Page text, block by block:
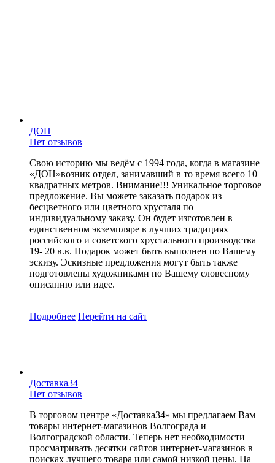
ДОН
Нет отзывов
Свою историю мы ведём с 1994 года, когда в магазине
«ДОН»возник отдел, занимавший в то время всего 10
квадратных метров. Внимание!!! Уникальное торговое
предложение. Вы можете заказать подарок из
бесцветного или цветного хрусталя по
индивидуальному заказу. Он будет изготовлен в
единственном экземпляре в лучших традициях
российского и советского хрустального производства
19- 20 в.в. Подарок может быть выполнен по Вашему
эскизу. Эскизные предложения могут быть также
подготовлены художниками по Вашему словесному
описанию или идее.
Подробнее Перейти на сайт
Доставка34
Нет отзывов
В торговом центре «Доставка34» мы предлагаем Вам
товары интернет-магазинов Волгограда и
Волгоградской области. Теперь нет необходимости
просматривать десятки сайтов интернет-магазинов в
поисках лучшего товара или самой низкой цены. На